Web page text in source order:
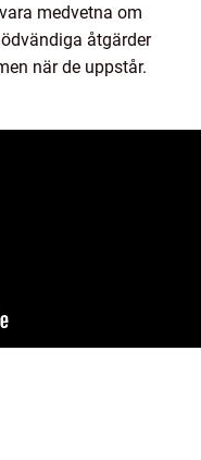
medvetna om
åtgärder
när de uppstår.